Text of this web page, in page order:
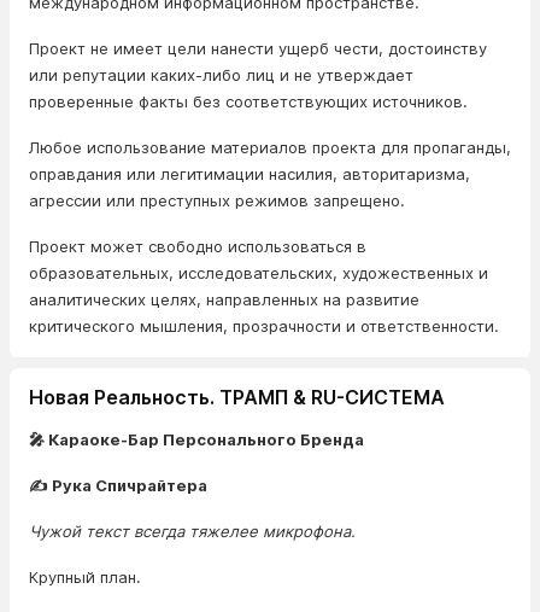
Проект не имеет цели нанести ущерб чести, достоинству
или репутации каких-либо лиц и не утверждает
проверенные факты без соответствующих источников.
Любое использование материалов проекта для пропаганды,
оправдания или легитимации насилия, авторитаризма,
агрессии или преступных режимов запрещено.
Проект может свободно использоваться в
образовательных, исследовательских, художественных и
аналитических целях, направленных на развитие
критического мышления, прозрачности и ответственности.
Новая Реальность. ТРАМП & RU-СИСТЕМА
🎤 Караоке-Бар Персонального Бренда
✍️ Рука Спичрайтера
Чужой текст всегда тяжелее микрофона.
Крупный план.